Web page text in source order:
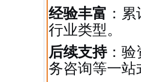
经验丰富 ：
行业类型。
后续支持：验
务咨询等一站